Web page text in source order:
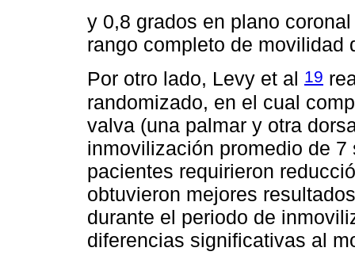
y 0,8 grados en plano
rango completo de movilidad
Por otro lado, Levy et al 19
randomizado, en el cual
valva (una palmar y otra
inmovilización promedio de
pacientes requirieron
obtuvieron mejores
durante el periodo de
diferencias significativas al